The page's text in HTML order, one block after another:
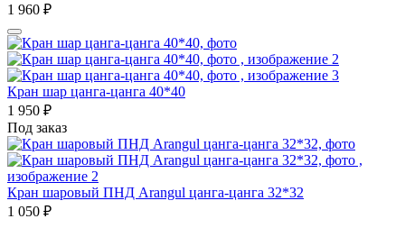
1 960 ₽
Кран шар цанга-цанга 40*40
1 950 ₽
Под заказ
Кран шаровый ПНД Arangul цанга-цанга 32*32
1 050 ₽